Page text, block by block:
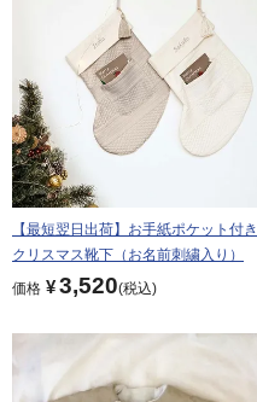
【最短翌日出荷】お手紙ポケット付き
クリスマス靴下（お名前刺繍入り）
価格 ¥3,520 税込